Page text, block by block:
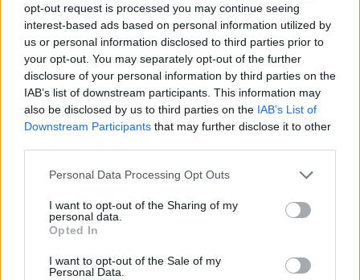
opt-out request is processed you may continue seeing
interest-based ads based on personal information utilized by
us or personal information disclosed to third parties prior to
your opt-out. You may separately opt-out of the further
disclosure of your personal information by third parties on the
IAB’s list of downstream participants. This information may
also be disclosed by us to third parties on the IAB’s List of
Downstream Participants that may further disclose it to other
Personal Data Processing Opt Outs
I want to opt-out of the Sharing of my
personal data.
Opted In
I want to opt-out of the Sale of my
Personal Data.